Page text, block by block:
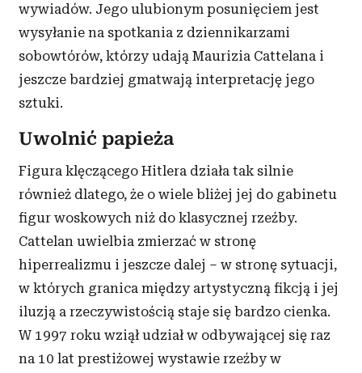
wywiadów. Jego ulubionym posunięciem jest
wysyłanie na spotkania z dziennikarzami
sobowtórów, którzy udają Maurizia Cattelana i
jeszcze bardziej gmatwają interpretację jego
sztuki.
Uwolnić papieża
Figura klęczącego Hitlera działa tak silnie
również dlatego, że o wiele bliżej jej do gabinetu
figur woskowych niż do klasycznej rzeźby.
Cattelan uwielbia zmierzać w stronę
hiperrealizmu i jeszcze dalej – w stronę sytuacji,
w których granica między artystyczną fikcją i jej
iluzją a rzeczywistością staje się bardzo cienka.
W 1997 roku wziął udział w odbywającej się raz
na 10 lat prestiżowej wystawie rzeźby w